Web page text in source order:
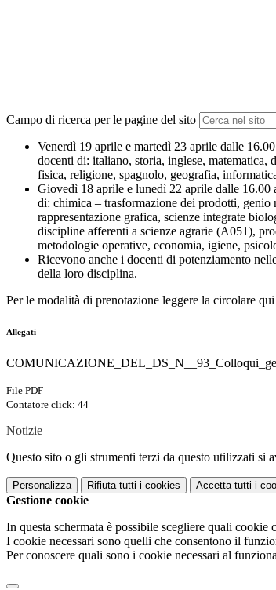
Campo di ricerca per le pagine del sito
Venerdì 19 aprile e martedì 23 aprile dalle
docenti di: italiano, storia, inglese, matematica,
fisica, religione, spagnolo, geografia,
Giovedì 18 aprile e lunedì 22 aprile dalle 16.00
di: chimica – trasformazione dei prodotti, genio
rappresentazione grafica, scienze integrate
discipline afferenti a scienze agrarie (A051),
metodologie operative, economia, igiene,
Ricevono anche i docenti di potenziamento
della loro disciplina.
Per le modalità di prenotazione leggere la circolare qui
Allegati
File PDF
Contatore click: 44
Notizie
Questo sito o gli strumenti terzi da questo utilizzati si
Personalizza Rifiuta tutti i cookies Accetta tutti i
Gestione cookie
In questa schermata è possibile scegliere quali cookie
I cookie necessari sono quelli che consentono il
Per conoscere quali sono i cookie necessari al